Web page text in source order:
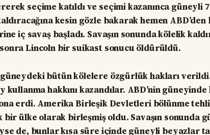
seçime katıldı ve seçimi kazanınca güneyli
kesin gözle bakarak hemen ABD’den
iç savaş başladı. Savaşın sonunda kölelik
Lincoln bir suikast sonucu öldürüldü.
güneydeki bütün kölelere özgürlük hakları
kullanma hakkını kazandılar. ABD’nin
erdi. Amerika Birleşik Devletleri bölünme
ülke olarak birleşmiş oldu. Savaşın sonunda
de, bunlar kısa süre içinde güneyli beyazlar